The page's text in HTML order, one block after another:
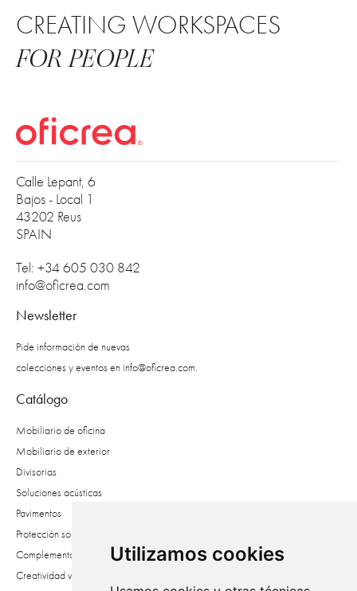
Utilizamos cookies
CREATING WORKSPACES
FOR PEOPLE
Calle Lepant, 6
Bajos - Local 1
43202 Reus
SPAIN
Tel: +34 605 030 842
info@oficrea.com
Newsletter
Pide información de nuevas
colecciones y eventos eninfo@oficrea.com.
Catálogo
Mobiliario de oficina
Mobiliario de exterior
Divisorias
Soluciones acústicas
Pavimentos
Protección solar
Complementos
Creatividad vegetal